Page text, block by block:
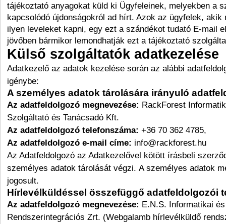
tájékoztató anyagokat küld ki Ügyfeleinek, melyekben a
kapcsolódó újdonságokról ad hírt. Azok az ügyfelek, akik
ilyen leveleket kapni, egy ezt a szándékot tudató E-mail
jövőben bármikor lemondhatják ezt a tájékoztató
Külső szolgáltatók adatkezelése
Adatkezelő az adatok kezelése során az alábbi
igénybe:
A személyes adatok tárolására irányuló
Az adatfeldolgozó megnevezése: RackForest
Szolgáltató és Tanácsadó Kft.
Az adatfeldolgozó telefonszáma: +36 70 362 4785,
Az adatfeldolgozó e-mail címe: info@rackforest.hu
Az Adatfeldolgozó az Adatkezelővel kötött írásbeli
személyes adatok tárolását végzi. A személyes adatok
jogosult.
Hírlevélküldéssel összefüggő adatfeldolgozói
Az adatfeldolgozó megnevezése: E.N.S. Informatikai és
Rendszerintegrációs Zrt. (Webgalamb hírlevélküldő